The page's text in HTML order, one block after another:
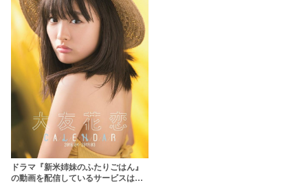
ドラマ『新米姉妹のふたりごはん』
の動画を配信しているサービスは？